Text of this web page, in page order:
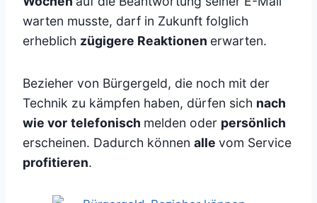
warten musste, darf in Zukunft folglich
erheblich zügigere Reaktionen erwarten.
Bezieher von Bürgergeld, die noch mit der
Technik zu kämpfen haben, dürfen sich nach
wie vor telefonisch melden oder persönlich
erscheinen. Dadurch können alle vom Service
profitieren.